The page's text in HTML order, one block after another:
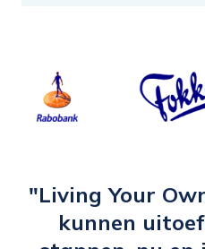
groeien. Ik ben dit jaar
een nieuwe functie
Ik heb mijn headliner
De e-learning heeft
"Living Your
kunnen